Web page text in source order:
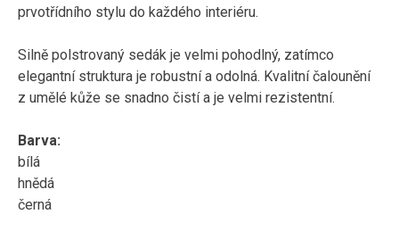
prvotřídního stylu do každého interiéru.
Silně polstrovaný sedák je velmi pohodlný, zatímco
elegantní struktura je robustní a odolná. Kvalitní čalounění
z umělé kůže se snadno čistí a je velmi rezistentní.
Barva:
bílá
hnědá
černá